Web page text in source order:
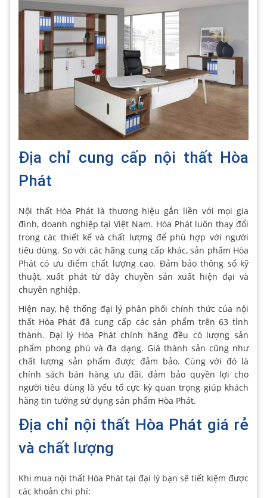
Địa chỉ cung cấp nội thất Hòa
Phát
Nội thất Hòa Phát là thương hiệu gắn liền với mọi gia
đình, doanh nghiệp tại Việt Nam. Hòa Phát luôn thay đổi
trong các thiết kế và chất lượng để phù hợp với người
tiêu dùng. So với các hãng cung cấp khác, sản phẩm Hòa
Phát có ưu điểm chất lượng cao. Đảm bảo thông số kỹ
thuật, xuất phát từ dây chuyền sản xuất hiện đại và
chuyên nghiệp.
Hiện nay, hệ thống đại lý phân phối chính thức của nội
thất Hòa Phát đã cung cấp các sản phẩm trên 63 tỉnh
thành. Đại lý Hòa Phát chính hãng đều có lượng sản
phẩm phong phú và đa dạng. Giá thành sản cũng như
chất lượng sản phẩm được đảm bảo. Cùng với đó là
chính sách bán hàng ưu đãi, đảm bảo quyền lợi cho
người tiêu dùng là yếu tố cực kỳ quan trọng giúp khách
hàng tin tưởng sử dụng sản phẩm Hòa Phát.
Địa chỉ nội thất Hòa Phát giá rẻ
và chất lượng
Khi mua nội thất Hòa Phát tại đại lý bạn sẽ tiết kiệm được
các khoản chi phí: